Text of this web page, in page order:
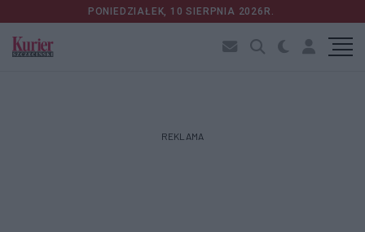
PONIEDZIAŁEK, 10 SIERPNIA 2026R.
REKLAMA